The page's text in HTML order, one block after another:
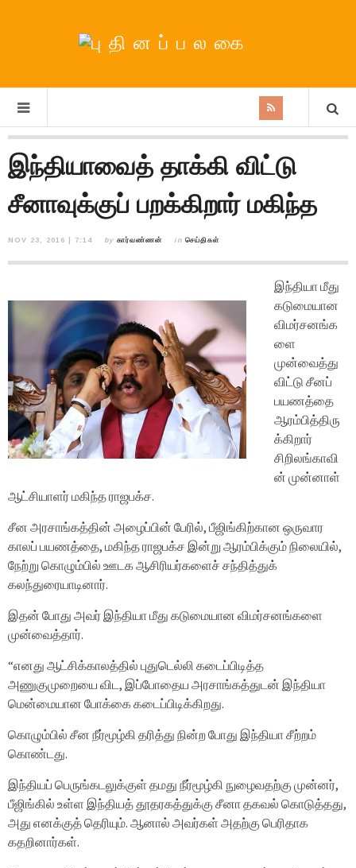
இந்தியாவைத் தாக்கி விட்டு
சீனாவுக்குப் பறக்கிறார் மகிந்த
NOV 23, 2016 | 7:14 by கார்வண்ணன் in செய்திகள்
இந்தியா மீது
கடுமையான
விமர்சனங்க
ளை
முன்வைத்து
விட்டு சீனப்
பயணத்தை
ஆரம்பித்திரு
க்கிறார்
சிறிலங்காவி
ன் முன்னாள்
ஆட்சியாளர் மகிந்த ராஜபக்ச.
சீன அரசாங்கத்தின் அழைப்பின் பேரில், பீஜிங்கிற்கான ஒருவார
காலப் பயணத்தை, மகிந்த ராஜபக்ச இன்று ஆரம்பிக்கும் நிலையில்,
நேற்று கொழும்பில் ஊடக ஆசிரியர்களைச் சந்தித்துக்
கலந்துரையாடினார்.
இதன் போது அவர் இந்தியா மீது கடுமையான விமர்சனங்களை
முன்வைத்தார்.
“எனது ஆட்சிக்காலத்தில் புதுடெல்லி கடைப்பிடித்த
அணுகுமுறையை விட, இப்போதைய அரசாங்கத்துடன் இந்தியா
மென்மையான போக்கை கடைப்பிடிக்கிறது.
கொழும்பில் சீன நீர்மூழ்கி தரித்து நின்ற போது இந்தியா சீற்றம்
கொண்டது.
இந்தியப் பெருங்கடலுக்குள் தமது நீர்மூழ்கி நுழைவதற்கு முன்னர்,
பீஜிங்கில் உள்ள இந்தியத் தூதரகத்துக்கு சீனா தகவல் கொடுத்தது,
அது எனக்குத் தெரியும். ஆனால் அவர்கள் அதற்கு பெரிதாக
கதறினார்கள்.